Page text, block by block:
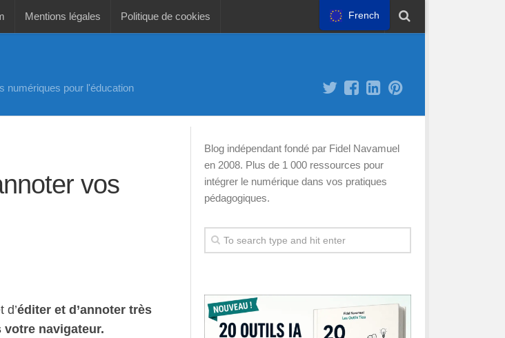
Mentions légales Politique de cookies
numériques pour l'éducation
vos
d’éditer et d’annoter très
votre navigateur.
Blog indépendant fondé par Fidel Navamuel
en 2008. Plus de 1 000 ressources pour
intégrer le numérique dans vos pratiques
pédagogiques.
French